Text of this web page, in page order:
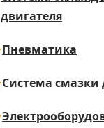
двигателя
Пневматика
Система смазки